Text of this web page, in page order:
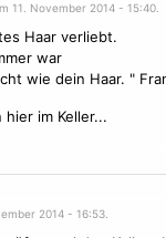
11. November 2014 - 15:40.
Haar verliebt.
war
wie dein Haar. "
im Keller...
2014 - 16:53.